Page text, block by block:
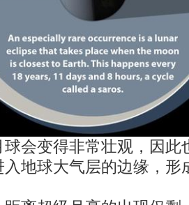
会变得非常壮观，因此
地球大气层的边缘，形